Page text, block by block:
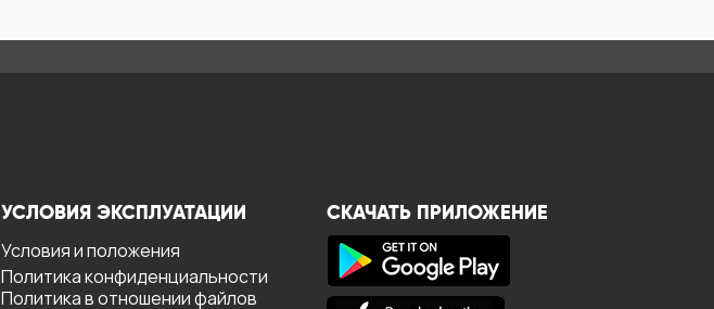
УСЛОВИЯ ЭКСПЛУАТАЦИИ
Условия и положения
Политика конфиденциальности
Политика в отношении файлов
СКАЧАТЬ ПРИЛОЖЕНИЕ